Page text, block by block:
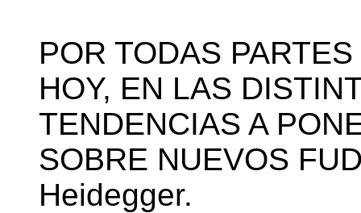
POR TODAS
HOY, EN LAS
TENDENCIAS A
SOBRE NUEVOS
Heidegger.